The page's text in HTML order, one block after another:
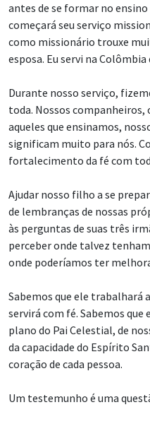
antes de se formar no
começará seu serviço
como missionário trouxe
esposa. Eu servi na
Durante nosso serviço,
toda. Nossos companheiros,
aqueles que ensinamos,
significam muito para nós.
fortalecimento da fé com
Ajudar nosso filho a se
de lembranças de nossas
às perguntas de suas três
perceber onde talvez
onde poderíamos ter
Sabemos que ele trabalhará
servirá com fé. Sabemos
plano do Pai Celestial, de
da capacidade do Espírito
coração de cada pessoa.
Um testemunho é uma